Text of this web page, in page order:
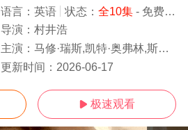
语言： 英语 状态： 全10集- 免费在线观看
导演： 村井浩
主演： 马修·瑞斯,凯特·奥弗林,斯蒂芬·鲁特,金斯顿·鲁米·索斯威克,凯文·卡罗尔,戴尔·迪奇,Ava,Gaudet,威廉·希尔,戴维·阿姆斯特朗,伊莱·D·戈斯,Jimmy,Shi
更新时间： 2026-06-17
 极速观看